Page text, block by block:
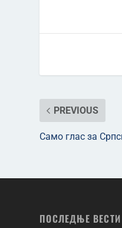
PREVIOUS
Само глас за
ПОСЛЕДЊЕ ВЕСТИ